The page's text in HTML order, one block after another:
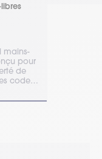
mains-
pour
de
code-